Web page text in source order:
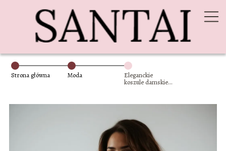
Strona główna Moda
Eleganckie
koszule damskie